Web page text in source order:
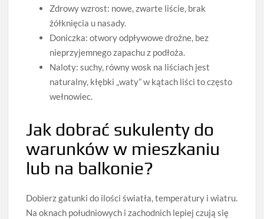
Zdrowy wzrost: nowe, zwarte liście, brak
żółknięcia u nasady.
Doniczka: otwory odpływowe drożne, bez
nieprzyjemnego zapachu z podłoża.
Naloty: suchy, równy wosk na liściach jest
naturalny, kłębki „waty” w kątach liści to często
wełnowiec.
Jak dobrać sukulenty do
warunków w mieszkaniu
lub na balkonie?
Dobierz gatunki do ilości światła, temperatury i wiatru.
Na oknach południowych i zachodnich lepiej czują się